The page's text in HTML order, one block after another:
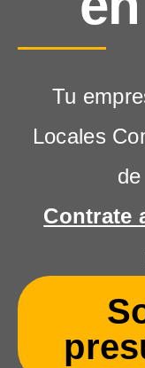
Tu
Locales
Contrate